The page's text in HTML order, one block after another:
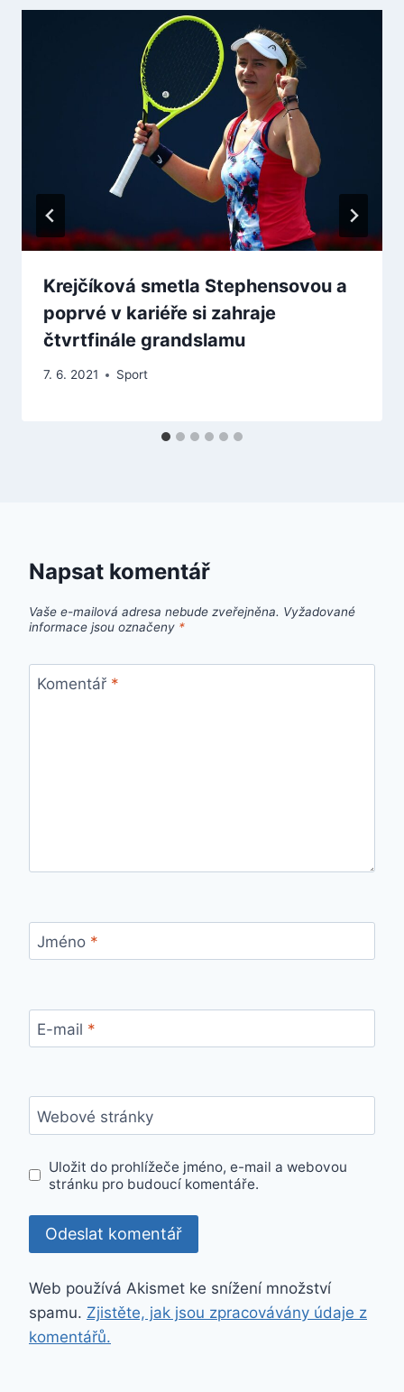
Krejčíková smetla Stephensovou a
poprvé v kariéře si zahraje
čtvrtfinále grandslamu
7. 6. 2021 Sport
Napsat komentář
Vaše e-mailová adresa nebude zveřejněna. Vyžadované
informace jsou označeny *
Komentář *
Jméno *
E-mail *
Webové stránky
Uložit do prohlížeče jméno, e-mail a webovou
stránku pro budoucí komentáře.
Web používá Akismet ke snížení množství
spamu. Zjistěte, jak jsou zpracovávány údaje z
komentářů.